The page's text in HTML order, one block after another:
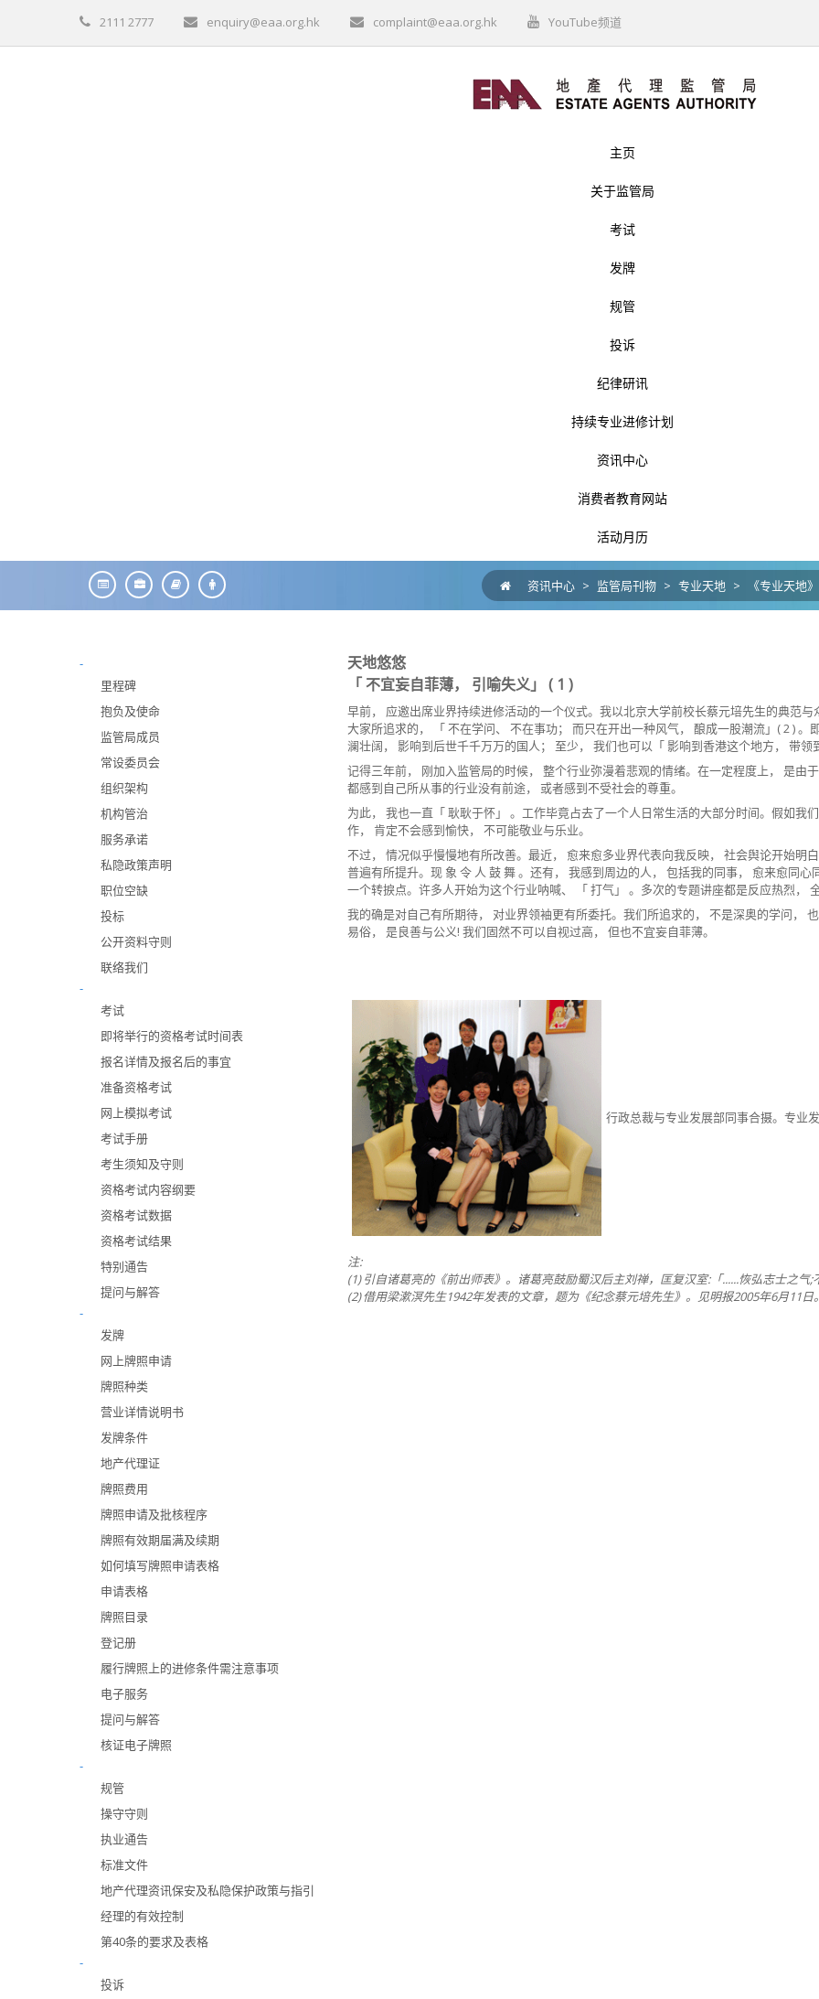
2111 2777 enquiry@eaa.org.hk complaint@eaa.org.hk YouTube频道
主页
关于监管局
考试
发牌
规管
投诉
纪律研讯
持续专业进修计划
资讯中心
消费者教育网站
活动月历
资讯中心 > 监管局刊物 > 专业天地 > 《专业天地
-
里程碑
抱负及使命
监管局成员
常设委员会
组织架构
机构管治
服务承诺
私隐政策声明
职位空缺
投标
公开资料守则
联络我们
-
考试
即将举行的资格考试时间表
报名详情及报名后的事宜
准备资格考试
网上模拟考试
考试手册
考生须知及守则
资格考试内容纲要
资格考试数据
资格考试结果
特别通告
提问与解答
-
发牌
网上牌照申请
牌照种类
营业详情说明书
发牌条件
地产代理证
牌照费用
牌照申请及批核程序
牌照有效期届满及续期
如何填写牌照申请表格
申请表格
牌照目录
登记册
履行牌照上的进修条件需注意事项
电子服务
提问与解答
核证电子牌照
-
规管
操守守则
执业通告
标准文件
地产代理资讯保安及私隐保护政策与指引
经理的有效控制
第40条的要求及表格
-
投诉
天地悠悠
「 不宜妄自菲薄， 引喻失义」 ( 1 )
早前， 应邀出席业界持续进修活动的一个仪式。我以北京大学前校长蔡元培先生的典范与
大家所追求的， 「 不在学问、 不在事功； 而只在开出一种风气， 酿成一股潮流」( 2 )
澜壮阔， 影响到后世千千万万的国人； 至少， 我们也可以「 影响到香港这个地方， 带领
记得三年前， 刚加入监管局的时候， 整个行业弥漫着悲观的情绪。在一定程度上， 是由
都感到自己所从事的行业没有前途， 或者感到不受社会的尊重。
为此， 我也一直「 耿耿于怀」 。工作毕竟占去了一个人日常生活的大部分时间。假如我
作， 肯定不会感到愉快， 不可能敬业与乐业。
不过， 情况似乎慢慢地有所改善。最近， 愈来愈多业界代表向我反映， 社会舆论开始明
普遍有所提升。现 象 令 人 鼓 舞 。还有， 我感到周边的人， 包括我的同事， 愈来愈同
一个转捩点。许多人开始为这个行业呐喊、 「 打气」 。多次的专题讲座都是反应热烈，
我的确是对自己有所期待， 对业界领袖更有所委托。我们所追求的， 不是深奥的学问，
易俗， 是良善与公义! 我们固然不可以自视过高， 但也不宜妄自菲薄。
行政总裁与专业发展部同事合摄。专业
注:
(1) 引自诸葛亮的《前出师表》。诸葛亮鼓励蜀汉后主刘禅，匡复汉室:「......恢弘志士之气;
(2)借用梁漱溟先生1942年发表的文章，题为《纪念蔡元培先生》。见明报2005年6月11日。